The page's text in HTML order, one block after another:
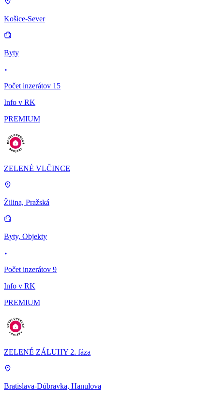
Košice-Sever
Byty
Počet inzerátov 15
Info v RK
PREMIUM
ZELENÉ VLČINCE
Žilina, Pražská
Byty, Objekty
Počet inzerátov 9
Info v RK
PREMIUM
ZELENÉ ZÁLUHY 2. fáza
Bratislava-Dúbravka, Hanulova